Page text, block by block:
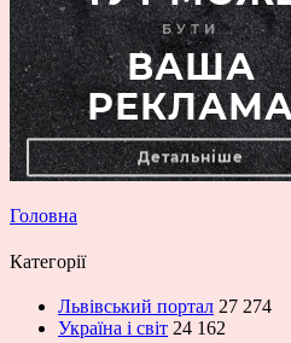
Головна
Категорії
Львівський портал 27 274
Україна і світ 24 162